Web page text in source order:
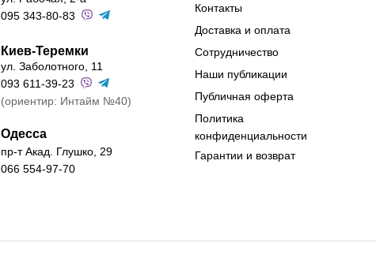
095 343-80-83
Киев-Теремки
ул. Заболотного, 11
093 611-39-23
(ориентир: Интайм №40)
Одесса
пр-т Акад. Глушко, 29
066 554-97-70
Контакты
Доставка и оплата
Сотрудничество
Наши публикации
Публичная оферта
Политика
конфиденциальности
Гарантии и возврат